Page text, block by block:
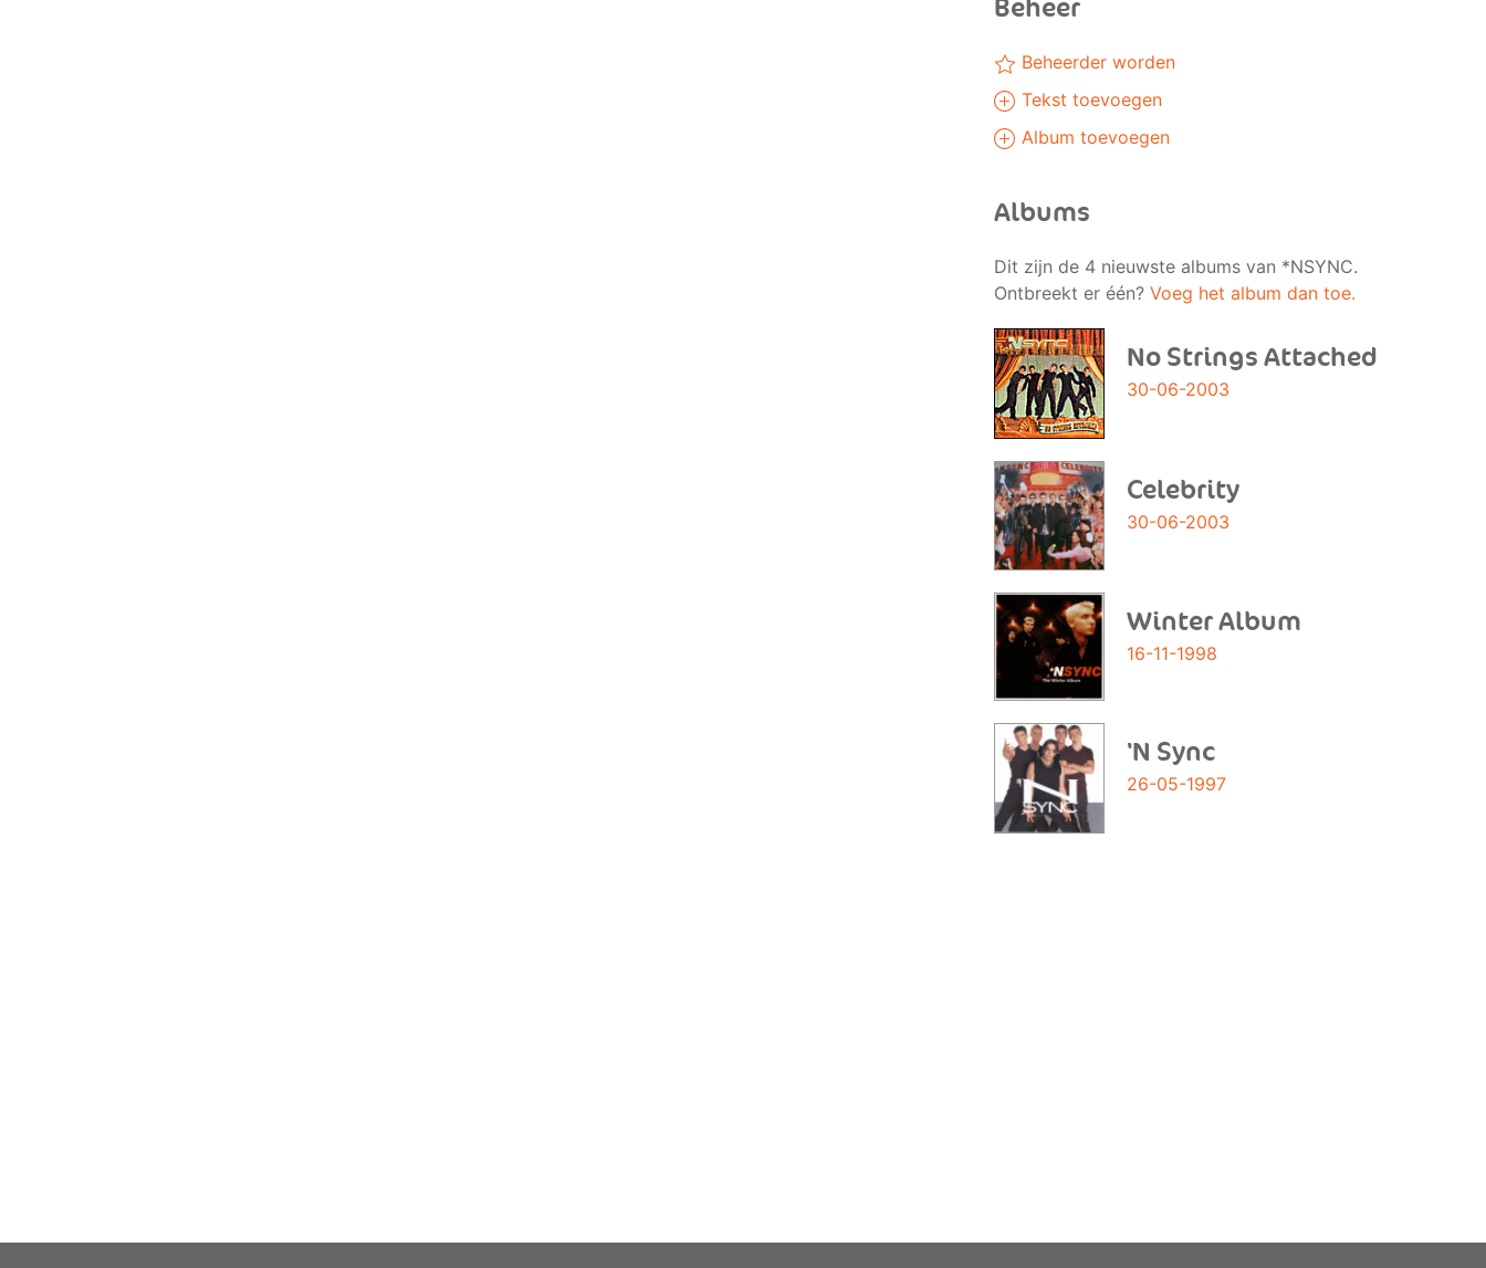
Beheer
Beheerder worden
Tekst toevoegen
Album toevoegen
Albums
Dit zijn de 4 nieuwste albums van *NSYNC.
Ontbreekt er één? Voeg het album dan toe.
No Strings Attached
30-06-2003
Celebrity
30-06-2003
Winter Album
16-11-1998
'N Sync
26-05-1997